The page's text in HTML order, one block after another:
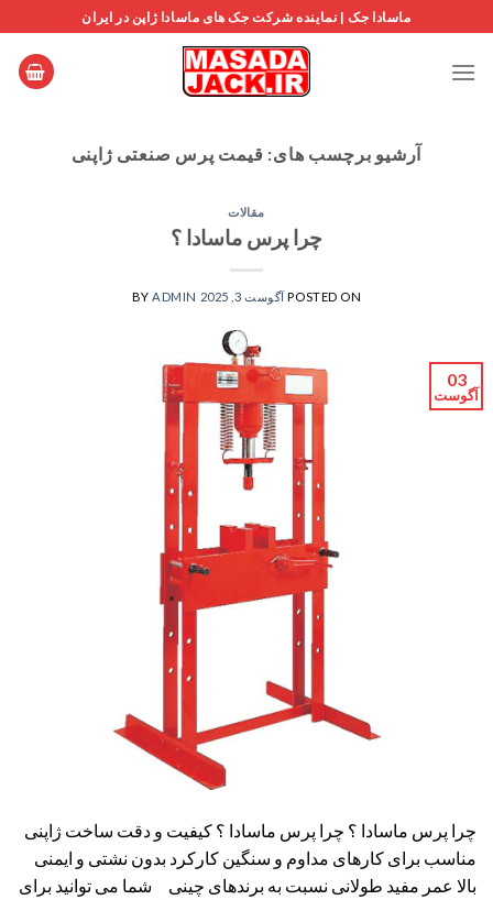
to
content
ماسادا جک | نماینده شرکت جک های ماسادا ژاپن در ایران
آرشیو برچسب های: قیمت پرس صنعتی ژاپنی
مقالات
چرا پرس ماسادا ؟
POSTED ONآگوست 3, 2025 BY ADMIN
03
آگوست
چرا پرس ماسادا ؟ چرا پرس ماسادا ؟ کیفیت و دقت ساخت ژاپنی
مناسب برای کارهای مداوم و سنگین کارکرد بدون نشتی و ایمنی
بالا عمر مفید طولانی نسبت به برندهای چینی شما می توانید برای